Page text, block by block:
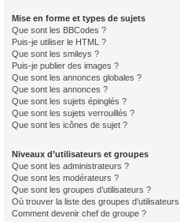
Mise en forme et types de sujets
Que sont les BBCodes ?
Puis-je utiliser le HTML ?
Que sont les smileys ?
Puis-je publier des images ?
Que sont les annonces globales ?
Que sont les annonces ?
Que sont les sujets épinglés ?
Que sont les sujets verrouillés ?
Que sont les icônes de sujet ?
Niveaux d’utilisateurs et groupes
Que sont les administrateurs ?
Que sont les modérateurs ?
Que sont les groupes d’utilisateurs ?
Où trouver la liste des groupes
Comment devenir chef de groupe ?